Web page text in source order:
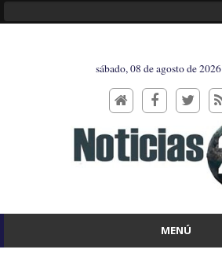
sábado, 08 de agosto de 2026
MENÚ